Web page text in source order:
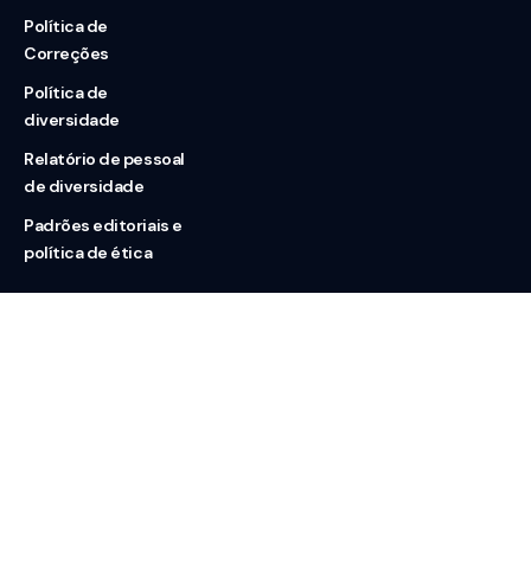
Política de
Correções
Política de
diversidade
Relatório de pessoal
de diversidade
Padrões editoriais e
política de ética